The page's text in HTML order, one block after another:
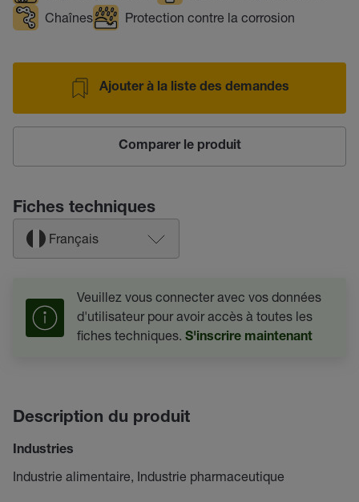
Chaînes
Protection contre la corrosion
Ajouter à la liste des demandes
Comparer le produit
Fiches techniques
Français
Veuillez vous connecter avec vos données
d'utilisateur pour avoir accès à toutes les
fiches techniques. S'inscrire maintenant
Description du produit
Industries
Industrie alimentaire, Industrie pharmaceutique